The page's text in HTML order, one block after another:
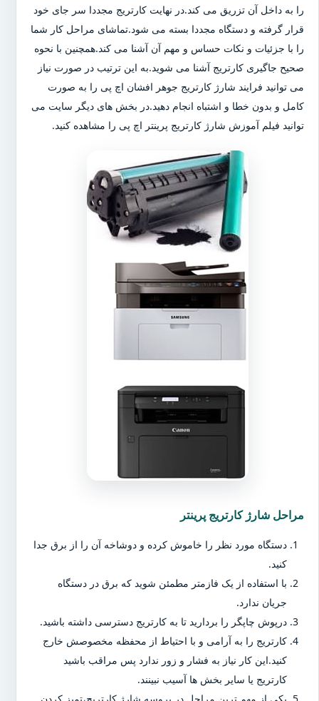
را به داخل آن تزریق می کند.در نهایت کارتریج مجددا سر جای خود
قرار گرفته و دستگاه مجددا بسته می شود.تماشای مراحل کار شما
را با جزئیات و نکات حساس و مهم آن آشنا می کند.همچنین با نحوه
صحیح جاگیری کارتریج آشنا می شوید.به این ترتیب در صورت نیاز
می توانید فرایند شارژ کارتریج جوهر افشان اچ پی را به صورت
کامل و بدون خطا و اشتباه انجام دهید.در بخش های دیگر سایت می
توانید فیلم آموزش شارژ کارتریج پرینتر اچ پی را مشاهده کنید.
مراحل شارژ کارتریج پرینتر
دستگاه مورد نظر را خاموش کرده و دوشاخه آن را از برق جدا
کنید.
با استفاده از یک فازمتر مطمئن شوید که برق در دستگاه
جریان ندارد.
درپوش چاپگر را بردارید تا به کارتریج دسترسی داشته باشید.
کارتریج را به آرامی و با احتیاط از محفظه مخصوصش خارج
کنید.این کار نیاز به فشار و زور ندارد پس مراقب باشید
کارتریج یا سایر بخش ها آسیب نبینند.